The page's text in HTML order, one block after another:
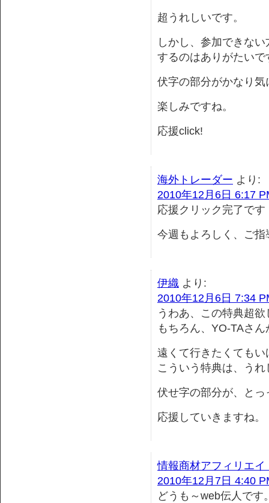
超うれしいです。
しかし、参加できな
するのはありがたいで
伏字の部分がかなり気
楽しみですね。
応援click!
海外トレーダー より:
2010年12月6日 6:17
応援クリック完了です
今週もよろしく、ご
伊織 より:
2010年12月6日 7:34
うわあ、この特典超
もちろん、YO-TAさ
遠くて行きたくても
こういう特典は、う
伏せ字の部分が、と
応援していきますね。
情報商材アフィリエ
2010年12月7日 4:40
どうも～web伝人です